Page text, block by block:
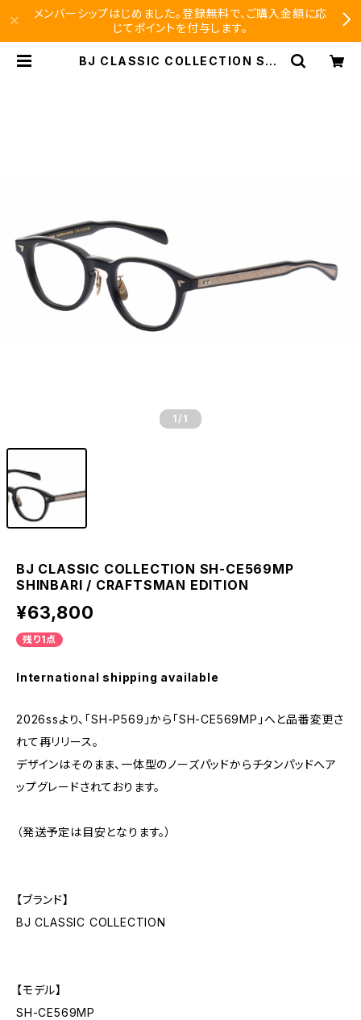
メンバーシップはじめました。登録無料で、ご購入金額に応
じてポイントを付与します。
BJ CLASSIC COLLECTION SH-
1 /1
BJ CLASSIC COLLECTION SH-CE569MP
SHINBARI / CRAFTSMAN EDITION
¥63,800
残り1点
International shipping available
2026ssより、「SH-P569」から「SH-CE569MP」へと品番変更さ
れて再リリース。
デザインはそのまま、一体型のノーズパッドからチタンパッドへア
ップグレードされております。
（発送予定は目安となります。）
【ブランド】
BJ CLASSIC COLLECTION
【モデル】
SH-CE569MP